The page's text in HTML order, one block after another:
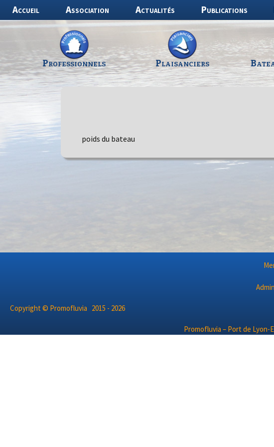
Aller
au
contenu
Accueil Association Actualités Publications
Professionnels Plaisanciers
poids du bateau
Copyright © Promofluvia 2015 - 2026
Promofluvia – Port de Lyon-